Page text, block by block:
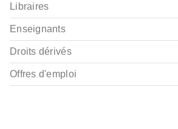
Libraires
Enseignants
Droits dérivés
Offres d'emploi